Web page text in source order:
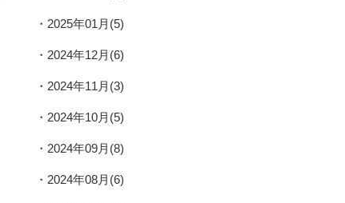
2025年01月(5)
2024年12月(6)
2024年11月(3)
2024年10月(5)
2024年09月(8)
2024年08月(6)